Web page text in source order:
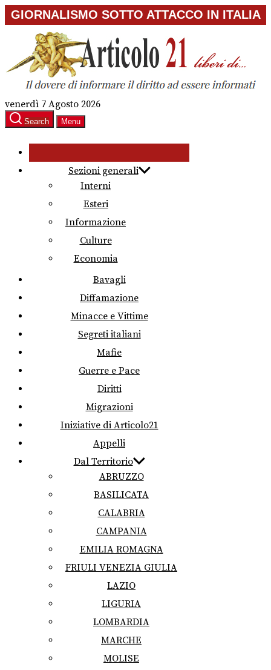
Skip
to
content
GIORNALISMO SOTTO ATTACCO IN ITALIA
venerdì 7 Agosto 2026
Search Menu
Sezioni generali
Interni
Esteri
Informazione
Culture
Economia
Bavagli
Diffamazione
Minacce e Vittime
Segreti italiani
Mafie
Guerre e Pace
Diritti
Migrazioni
Iniziative di Articolo21
Appelli
Dal Territorio
ABRUZZO
BASILICATA
CALABRIA
CAMPANIA
EMILIA ROMAGNA
FRIULI VENEZIA GIULIA
LAZIO
LIGURIA
LOMBARDIA
MARCHE
MOLISE